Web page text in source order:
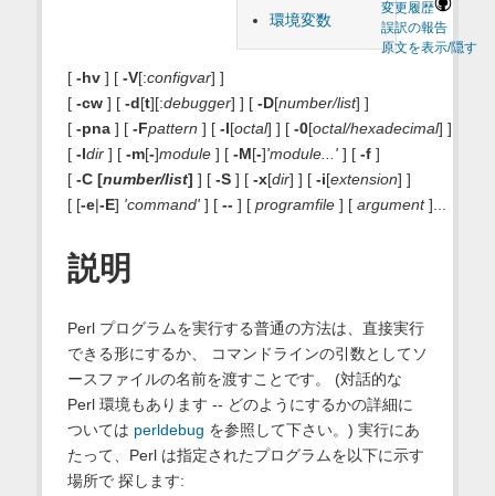
変更履歴
誤訳の報告
原文を表示/隠す
環境変数
[ -hv] [ -V[:configvar] ]
[ -cw] [ -d[t][:debugger] ] [ -D[number/list] ]
[ -pna] [ -Fpattern ] [ -l[octal] ] [ -0[octal/hexadecimal] ]
[ -Idir] [ -m[-]module] [ -M[-]'module...'] [ -f]
[ -C [number/list] ] [ -S] [ -x[dir] ] [ -i[extension] ]
[ [-e|-E] 'command'] [ -- ] [ programfile] [ argument]...
説明
Perl プログラムを実行する普通の方法は、直接実行
できる形にするか、 コマンドラインの引数としてソ
ースファイルの名前を渡すことです。 (対話的な
Perl 環境もあります -- どのようにするかの詳細に
ついては perldebug を参照して下さい。) 実行にあ
たって、Perl は指定されたプログラムを以下に示す
場所で 探します: